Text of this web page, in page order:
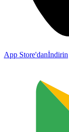
App Store'danİndirin